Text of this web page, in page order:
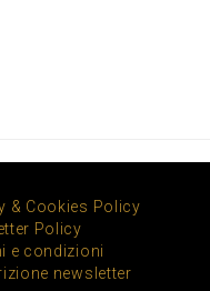
& Cookies Policy
Policy
e condizioni
newsletter